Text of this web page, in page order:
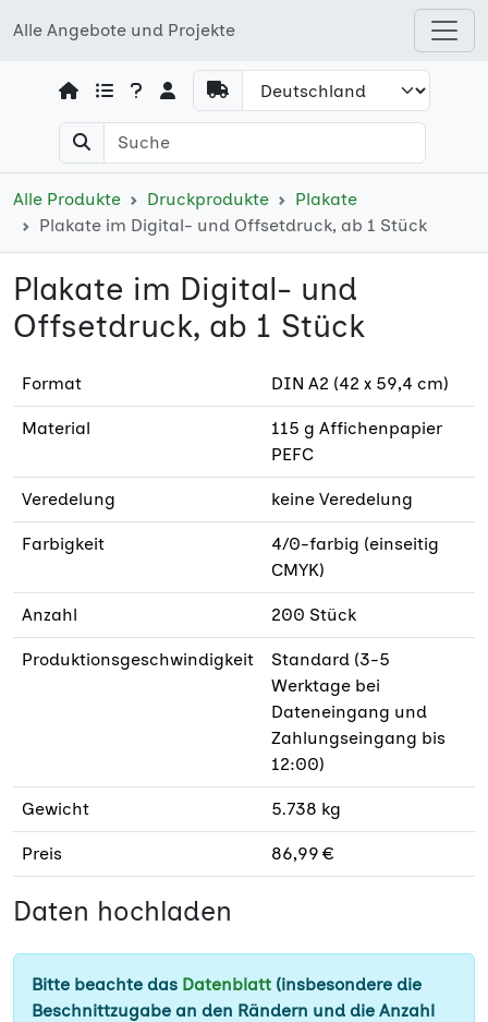
Alle Angebote und Projekte
Open shops menu
Alle Produkte Druckprodukte
Plakate
Plakate im Digital- und Offsetdruck, ab 1 Stück
Plakate im Digital- und
Offsetdruck, ab 1 Stück
Format DIN A2 (42 x 59,4 cm)
Material
115 g Affichenpapier
PEFC
Veredelung keine Veredelung
Farbigkeit
4/0-farbig (einseitig
CMYK)
Anzahl 200 Stück
Produktionsgeschwindigkeit
Standard (3-5
Werktage bei
Dateneingang und
Zahlungseingang bis
12:00)
Gewicht 5.738 kg
Preis 86,99 €
Daten hochladen
Bitte beachte das Datenblatt (insbesondere die
Beschnittzugabe an den Rändern und die Anzahl